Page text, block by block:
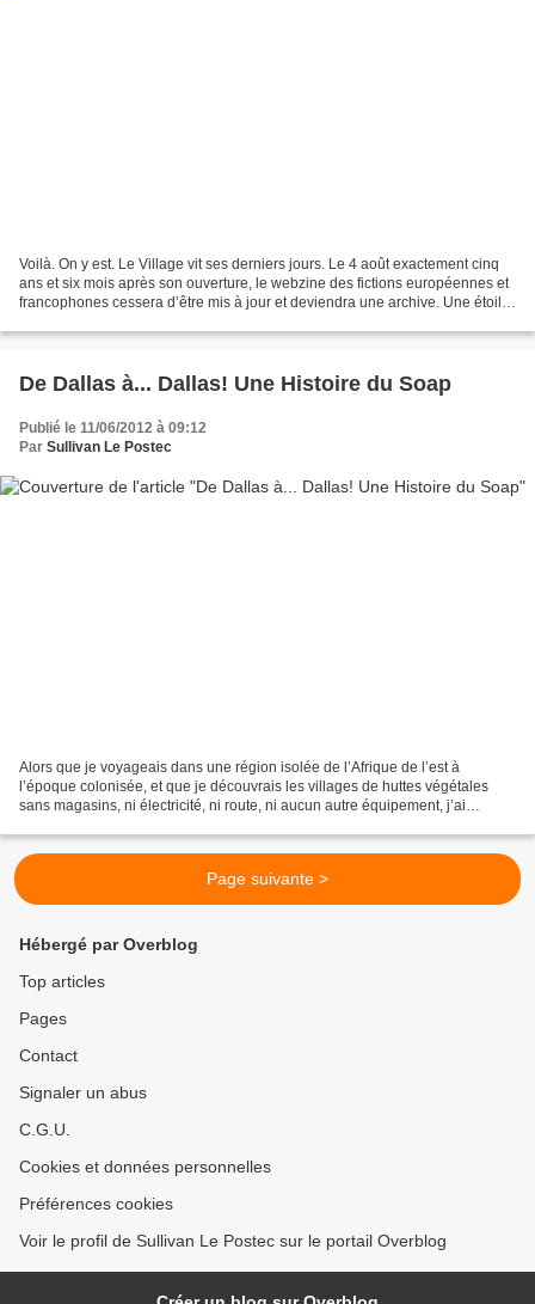
Voilà. On y est. Le Village vit ses derniers jours. Le 4 août exactement cinq
ans et six mois après son ouverture, le webzine des fictions européennes et
francophones cessera d’être mis à jour et deviendra une archive. Une étoile
De Dallas à... Dallas! Une Histoire du Soap
Publié le 11/06/2012 à 09:12
Par Sullivan Le Postec
Alors que je voyageais dans une région isolée de l’Afrique de l’est à
l’époque colonisée, et que je découvrais les villages de huttes végétales
sans magasins, ni électricité, ni route, ni aucun autre équipement, j’ai
Page suivante >
Hébergé par Overblog
Top articles
Pages
Contact
Signaler un abus
C.G.U.
Cookies et données personnelles
Préférences cookies
Voir le profil de Sullivan Le Postec sur le portail Overblog